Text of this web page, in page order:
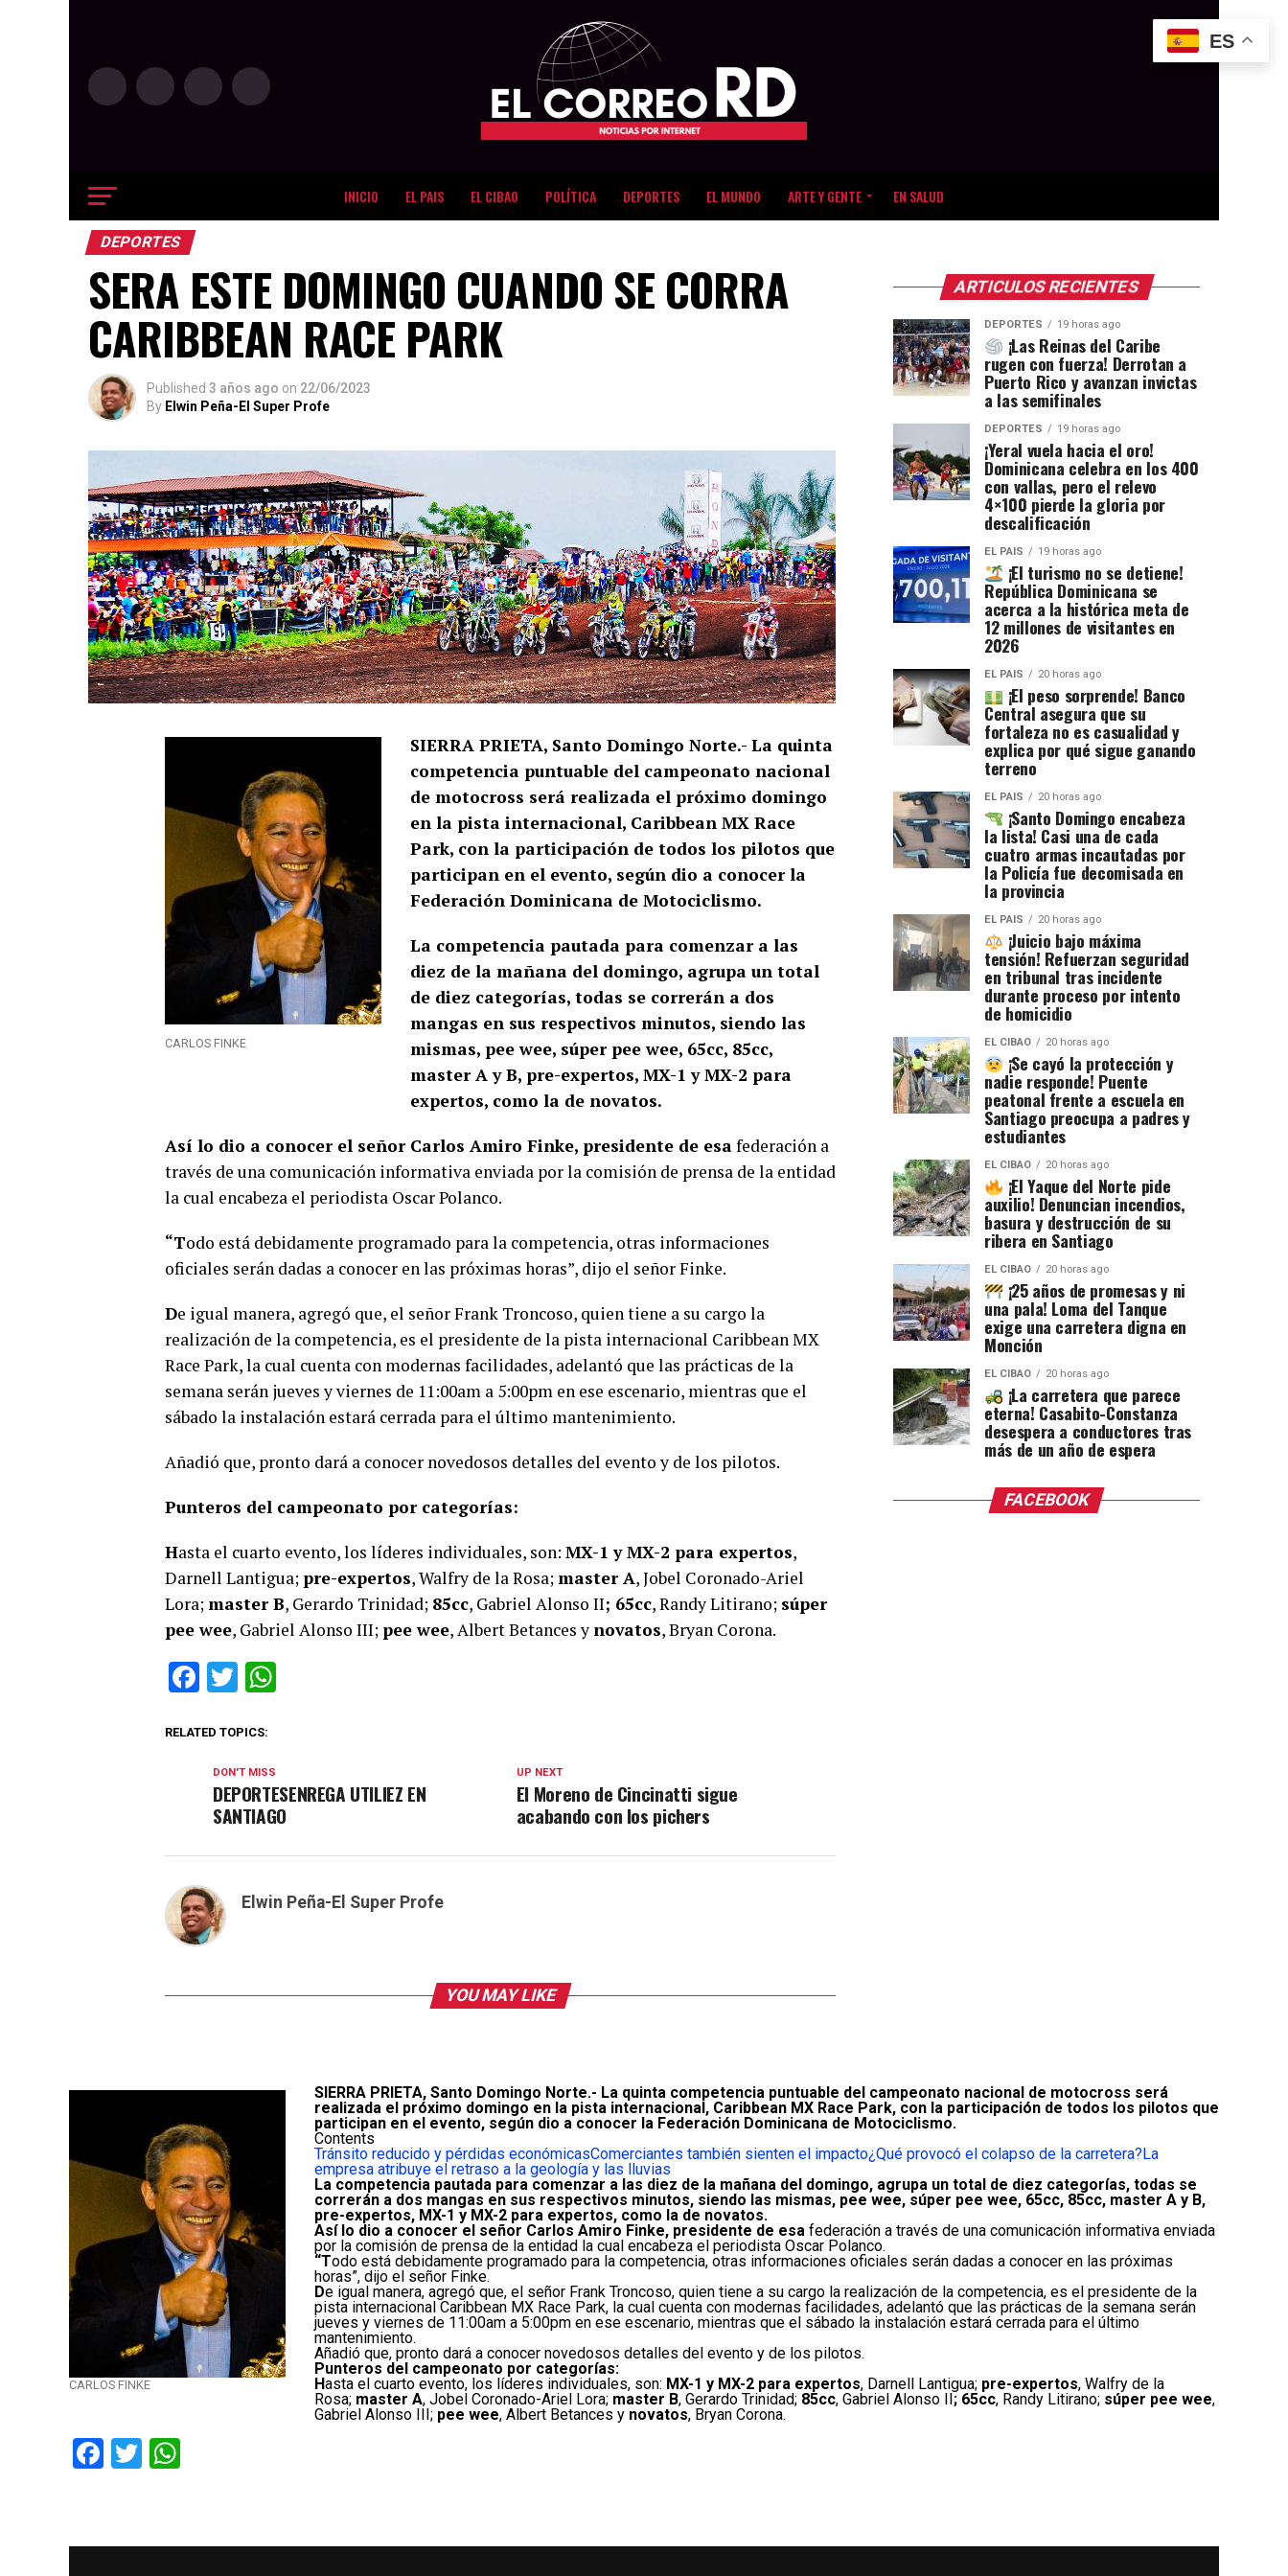
INICIO EL PAIS EL CIBAO POLÍTICA DEPORTES EL MUNDO ARTE Y GENTE EN SALUD
DEPORTES
SERA ESTE DOMINGO CUANDO SE CORRA
CARIBBEAN RACE PARK
Published 3 años ago on 22/06/2023
By Elwin Peña-El Super Profe
CARLOS FINKE
SIERRA PRIETA, Santo Domingo Norte.- La quinta
competencia puntuable del campeonato nacional
de motocross será realizada el próximo domingo
en la pista internacional, Caribbean MX Race
Park, con la participación de todos los pilotos que
participan en el evento, según dio a conocer la
Federación Dominicana de Motociclismo.
La competencia pautada para comenzar a las
diez de la mañana del domingo, agrupa un total
de diez categorías, todas se correrán a dos
mangas en sus respectivos minutos, siendo las
mismas, pee wee, súper pee wee, 65cc, 85cc,
master A y B, pre-expertos, MX-1 y MX-2 para
expertos, como la de novatos.
Así lo dio a conocer el señor Carlos Amiro Finke, presidente de esafederación a
través de una comunicación informativa enviada por la comisión de prensa de la entidad
la cual encabeza el periodista Oscar Polanco.
“Todo está debidamente programado para la competencia, otras informaciones
oficiales serán dadas a conocer en las próximas horas”, dijo el señor Finke.
De igual manera, agregó que, el señor Frank Troncoso, quien tiene a su cargo la
realización de la competencia, es el presidente de la pista internacional Caribbean MX
Race Park, la cual cuenta con modernas facilidades, adelantó que las prácticas de la
semana serán jueves y viernes de 11:00am a 5:00pm en ese escenario, mientras que el
sábado la instalación estará cerrada para el último mantenimiento.
Añadió que, pronto dará a conocer novedosos detalles del evento y de los pilotos.
Punteros del campeonato por categorías:
Hasta el cuarto evento, los líderes individuales, son: MX-1 y MX-2 para expertos,
Darnell Lantigua; pre-expertos, Walfry de la Rosa;master A, Jobel Coronado-Ariel
Lora;master B, Gerardo Trinidad; 85cc, Gabriel Alonso II; 65cc, Randy Litirano; súper
pee wee, Gabriel Alonso III; pee wee, Albert Betances ynovatos, Bryan Corona.
Facebook
Twitter
RELATED TOPICS:
UP NEXT
El Moreno de Cincinatti sigue
acabando con los pichers
DON'T MISS
DEPORTESENREGA UTILIEZ EN
SANTIAGO
Elwin Peña-El Super Profe
YOU MAY LIKE
ARTICULOS RECIENTES
DEPORTES 19 horas ago
¡Las Reinas del Caribe
rugen con fuerza! Derrotan a
Puerto Rico y avanzan invictas
a las semifinales
DEPORTES 19 horas ago
¡Yeral vuela hacia el oro!
Dominicana celebra en los 400
con vallas, pero el relevo
4×100 pierde la gloria por
descalificación
EL PAIS 19 horas ago
¡El turismo no se detiene!
República Dominicana se
acerca a la histórica meta de
12 millones de visitantes en
2026
EL PAIS 20 horas ago
¡El peso sorprende! Banco
Central asegura que su
fortaleza no es casualidad y
explica por qué sigue ganando
terreno
EL PAIS 20 horas ago
¡Santo Domingo encabeza
la lista! Casi una de cada
cuatro armas incautadas por
la Policía fue decomisada en
la provincia
EL PAIS 20 horas ago
¡Juicio bajo máxima
tensión! Refuerzan seguridad
en tribunal tras incidente
durante proceso por intento
de homicidio
EL CIBAO 20 horas ago
¡Se cayó la protección y
nadie responde! Puente
peatonal frente a escuela en
Santiago preocupa a padres y
estudiantes
EL CIBAO 20 horas ago
¡El Yaque del Norte pide
auxilio! Denuncian incendios,
basura y destrucción de su
ribera en Santiago
EL CIBAO 20 horas ago
¡25 años de promesas y ni
una pala! Loma del Tanque
exige una carretera digna en
Monción
EL CIBAO 20 horas ago
¡La carretera que parece
eterna! Casabito-Constanza
desespera a conductores tras
más de un año de espera
FACEBOOK
CARLOS FINKE
SIERRA PRIETA, Santo Domingo Norte.- La quinta competencia puntuable del campeonato nacional de motocross será
realizada el próximo domingo en la pista internacional, Caribbean MX Race Park, con la participación de todos los pilotos que
participan en el evento, según dio a conocer la Federación Dominicana de Motociclismo.
Contents
Tránsito reducido y pérdidas económicasComerciantes también sienten el impacto¿Qué provocó el colapso de la carretera? La
empresa atribuye el retraso a la geología y las lluvias
La competencia pautada para comenzar a las diez de la mañana del domingo, agrupa un total de diez categorías, todas se
correrán a dos mangas en sus respectivos minutos, siendo las mismas, pee wee, súper pee wee, 65cc, 85cc, master A y B,
pre-expertos, MX-1 y MX-2 para expertos, como la de novatos.
Así lo dio a conocer el señor Carlos Amiro Finke, presidente de esa federación a través de una comunicación informativa enviada
por la comisión de prensa de la entidad la cual encabeza el periodista Oscar Polanco.
“Todo está debidamente programado para la competencia, otras informaciones oficiales serán dadas a conocer en las próximas
horas”, dijo el señor Finke.
De igual manera, agregó que, el señor Frank Troncoso, quien tiene a su cargo la realización de la competencia, es el presidente de la
pista internacional Caribbean MX Race Park, la cual cuenta con modernas facilidades, adelantó que las prácticas de la semana serán
jueves y viernes de 11:00am a 5:00pm en ese escenario, mientras que el sábado la instalación estará cerrada para el último
mantenimiento.
Añadió que, pronto dará a conocer novedosos detalles del evento y de los pilotos.
Punteros del campeonato por categorías:
Hasta el cuarto evento, los líderes individuales, son: MX-1 y MX-2 para expertos, Darnell Lantigua; pre-expertos, Walfry de la
Rosa; master A, Jobel Coronado-Ariel Lora; master B, Gerardo Trinidad; 85cc, Gabriel Alonso II ; 65cc, Randy Litirano; súper pee wee,
Gabriel Alonso III; pee wee, Albert Betances y novatos, Bryan Corona.
Facebook
Twitter
ES